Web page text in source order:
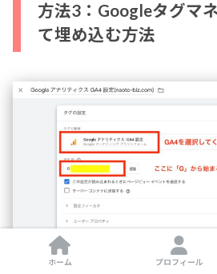
方法3：Googleタグマ
て埋め込む方法
ホーム プロフィール